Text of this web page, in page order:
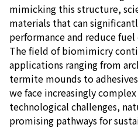
mimicking this structure,
materials that can
performance and reduce
The field of biomimicry
applications ranging from
termite mounds to
we face increasingly
technological challenges,
promising pathways for